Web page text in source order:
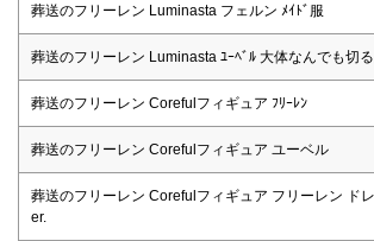
葬送のフリーレン Luminasta フェルン ﾒｲﾄﾞ服
葬送のフリーレン Luminasta ﾕｰﾍﾞﾙ 大体なんでも切
葬送のフリーレン Corefulフィギュア ﾌﾘｰﾚﾝ
葬送のフリーレン Corefulフィギュア ユーベル
葬送のフリーレン Corefulフィギュア フリーレン ド
er.